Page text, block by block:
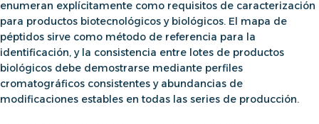
enumeran explícitamente como requisitos de caracterización
para productos biotecnológicos y biológicos. El mapa de
péptidos sirve como método de referencia para la
identificación, y la consistencia entre lotes de productos
biológicos debe demostrarse mediante perfiles
cromatográficos consistentes y abundancias de
modificaciones estables en todas las series de producción.